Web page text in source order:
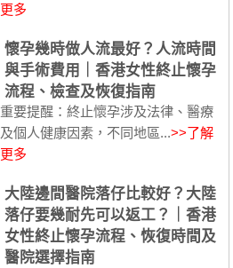
更多
懷孕幾時做人流最好？人流時間
與手術費用｜香港女性終止懷孕
流程、檢查及恢復指南
重要提醒：終止懷孕涉及法律、醫療
及個人健康因素，不同地區...>>了解
更多
大陸邊間醫院落仔比較好？大陸
落仔要幾耐先可以返工？｜香港
女性終止懷孕流程、恢復時間及
醫院選擇指南